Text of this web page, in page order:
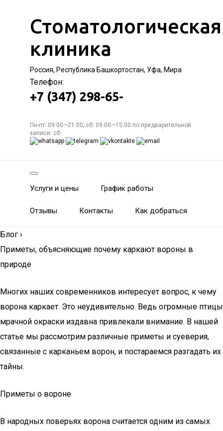
Стоматологическая
клиника
Россия, Республика Башкортостан, Уфа, Мира
Телефон:
+7 (347) 298-65-
Пн-пт: 09:00—21:00; сб: 09:00—15:00 по предварительной
записи: сб
Услуги и цены График работы
Отзывы Контакты Как добраться
Блог ›
Приметы, объясняющие почему каркают вороны в
природе
Многих наших современников интересует вопрос, к чему
ворона каркает. Это неудивительно. Ведь огромные птицы
мрачной окраски издавна привлекали внимание. В нашей
статье мы рассмотрим различные приметы и суеверия,
связанные с карканьем ворон, и постараемся разгадать их
тайны.
Приметы о вороне
В народных поверьях ворона считается одним из самых